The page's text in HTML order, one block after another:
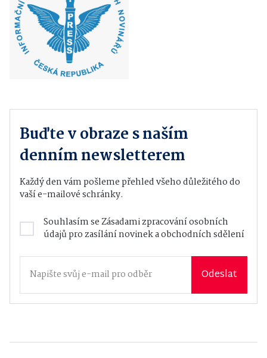
Buďte v obraze s naším
denním newsletterem
Každý den vám pošleme přehled všeho důležitého do
vaší e-mailové schránky.
Souhlasím seZásadami zpracování osobních
údajůpro zasílání novinek a obchodních sdělení
Odeslat